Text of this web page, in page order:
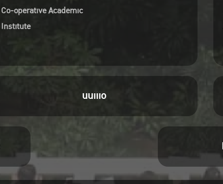
เครื่องมือการใช้งานที่ง่ายและสะดวก
บนฐานข้อมูล EMIS อาทิ เช่นเปรียบ
เทียบข้อมูลในเชิงอุตสาหกรรม,
(Benchmark Indicators, Screener,
Comparison etc.)
ประกาศนียบัตรจากการฝึกอบรมระบบ
ฐานข้อมูล EMIS**
Co-operative Academic
Institute
uuiiio